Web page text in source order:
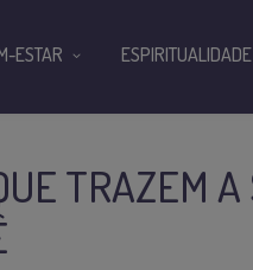
TRAZEM
ESTAR ESPIRITUALIDADE